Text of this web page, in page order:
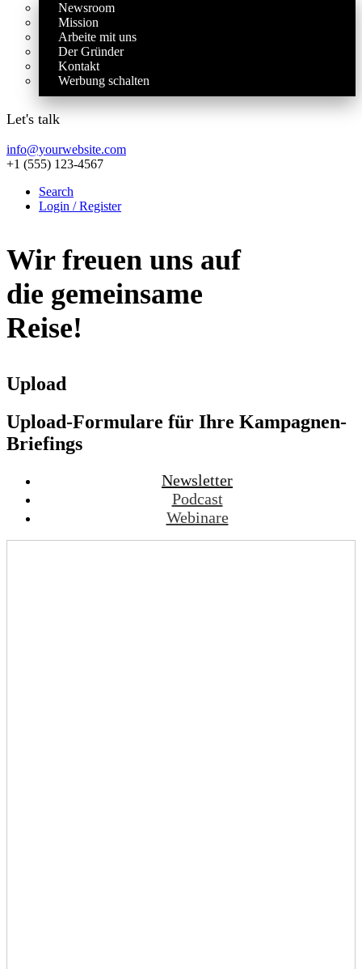
Newsroom
Mission
Arbeite mit uns
Der Gründer
Kontakt
Werbung schalten
Let's talk
info@yourwebsite.com
+1 (555) 123-4567
Search
Login / Register
Wir freuen uns auf
die gemeinsame
Reise!
Upload
Upload-Formulare für Ihre Kampagnen-
Briefings
Newsletter
Podcast
Webinare